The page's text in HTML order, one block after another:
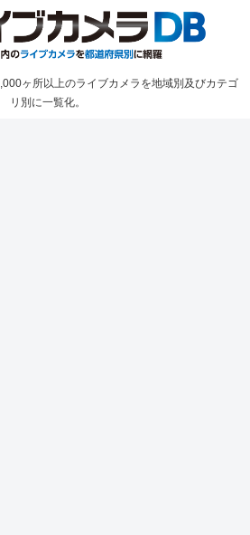
ヶ所以上のライブカメラを地域別及びカテゴ
リ別に一覧化。